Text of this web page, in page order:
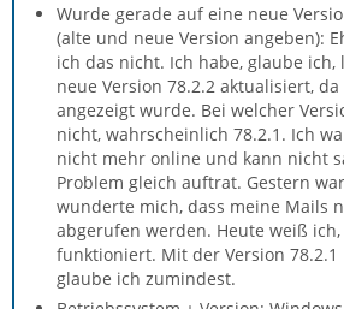
Wurde gerade auf eine neue
(alte und neue Version angeben):
ich das nicht. Ich habe, glaube ich,
neue Version 78.2.2 aktualisiert,
angezeigt wurde. Bei welcher
nicht, wahrscheinlich 78.2.1. Ich
nicht mehr online und kann nicht
Problem gleich auftrat. Gestern
wunderte mich, dass meine Mails
abgerufen werden. Heute weiß
funktioniert. Mit der Version 78.2.1
glaube ich zumindest.